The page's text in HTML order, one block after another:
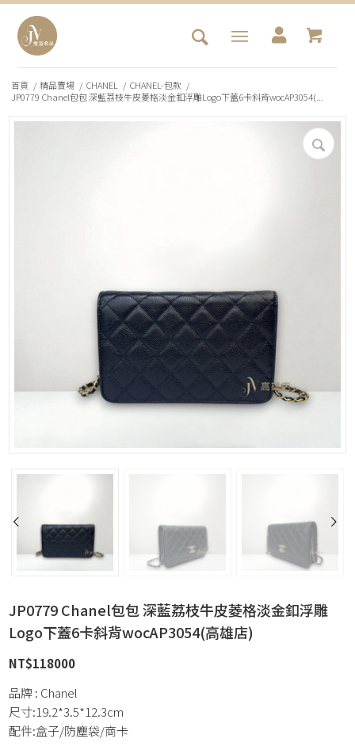
首頁 / 精品賣場 / CHANEL / CHANEL-包款 /
JP0779 Chanel包包 深藍荔枝牛皮菱格淡金釦浮雕Logo下蓋6卡斜背wocAP3054(...
JP0779 Chanel包包 深藍荔枝牛皮菱格淡金釦浮雕
Logo下蓋6卡斜背wocAP3054(高雄店)
NT$118000
品牌 : Chanel
尺寸:19.2*3.5*12.3cm
配件:盒子/防塵袋/商卡